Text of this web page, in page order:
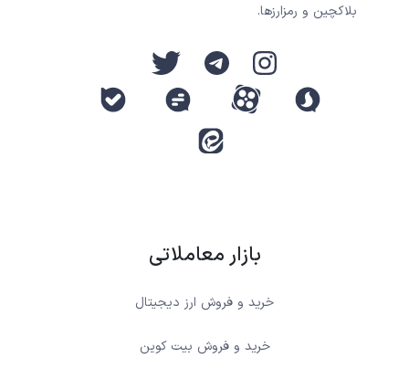
بلاکچین و رمزارزها.
بازار معاملاتی
خرید و فروش ارز دیجیتال
خرید و فروش بیت کوین